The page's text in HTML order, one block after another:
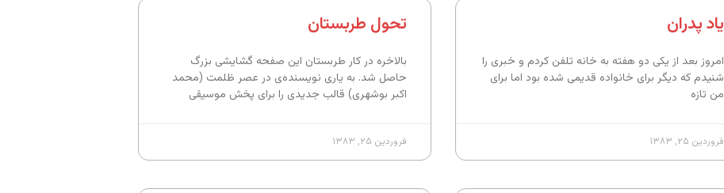
یاد پدران
امروز بعد از یکی دو هفته به خانه تلفن کردم و خبری را
شنیدم که دیگر برای خانواده قدیمی شده بود اما برای
من تازه
فروردین ۲۵, ۱۳۸۳
تحول طربستان
بالاخره در کار طربستان این صفحه گشایشی بزرگ
حاصل شد. به یاری نویسند‌ه‌ی در عصر ظلمت (محمد
اکبر بوشهری) قالب جدیدی را برای پخش موسیقی
فروردین ۲۵, ۱۳۸۳